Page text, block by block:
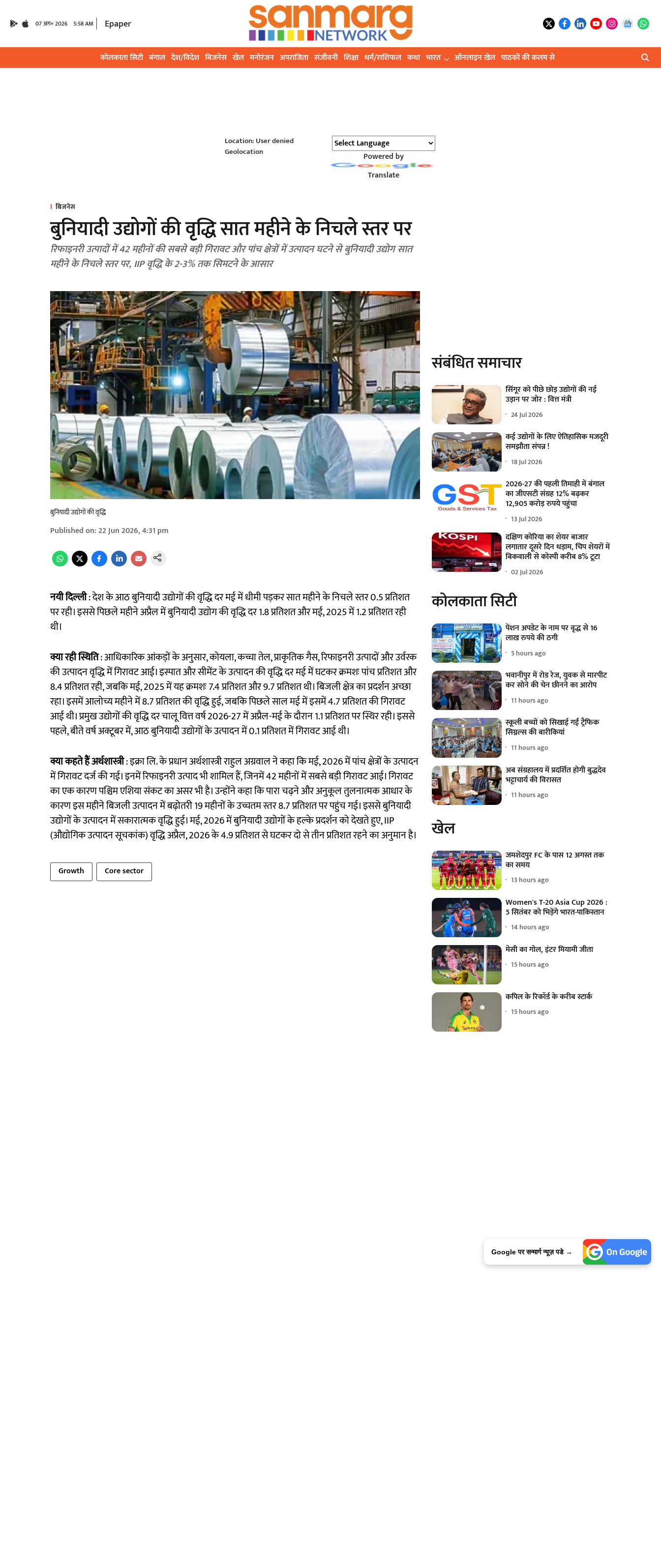
07 अग॰ 2026 5:58 AM Epaper
कोलकाता सिटी बंगाल देश/विदेश बिजनेस खेल मनोरंजन अपराजिता संजीवनी शिक्षा धर्म/राशिफल कथा भारत ऑनलाइन खेल पाठकों की कलम से
Location: User denied
Geolocation
Powered by
Translate
बिजनेस
बुनियादी उद्योगों की वृद्धि सात महीने के निचले स्तर पर
रिफाइनरी उत्पादों में 42 महीनों की सबसे बड़ी गिरावट और पांच क्षेत्रों में उत्पादन घटने से बुनियादी उद्योग सात
महीने के निचले स्तर पर, IIP वृद्धि के 2-3% तक सिमटने के आसार
बुनियादी उद्योगों की वृद्धि
Published on:22 Jun 2026, 4:31 pm
नयी दिल्ली: देश के आठ बुनियादी उद्योगों की वृद्धि दर मई में धीमी पड़कर सात महीने के निचले स्तर 0.5 प्रतिशत
पर रही। इससे पिछले महीने अप्रैल में बुनियादी उद्योग की वृद्धि दर 1.8 प्रतिशत और मई, 2025 में 1.2 प्रतिशत रही
थी।
क्या रही स्थिति: आधिकारिक आंकड़ों के अनुसार, कोयला, कच्चा तेल, प्राकृतिक गैस, रिफाइनरी उत्पादों और उर्वरक
की उत्पादन वृद्धि में गिरावट आई। इस्पात और सीमेंट के उत्पादन की वृद्धि दर मई में घटकर क्रमशः पांच प्रतिशत और
8.4 प्रतिशत रही, जबकि मई, 2025 में यह क्रमशः 7.4 प्रतिशत और 9.7 प्रतिशत थी। बिजली क्षेत्र का प्रदर्शन अच्छा
रहा। इसमें आलोच्य महीने में 8.7 प्रतिशत की वृद्धि हुई, जबकि पिछले साल मई में इसमें 4.7 प्रतिशत की गिरावट
आई थी। प्रमुख उद्योगों की वृद्धि दर चालू वित्त वर्ष 2026-27 में अप्रैल-मई के दौरान 1.1 प्रतिशत पर स्थिर रही। इससे
पहले, बीते वर्ष अक्टूबर में, आठ बुनियादी उद्योगों के उत्पादन में 0.1 प्रतिशत में गिरावट आई थी।
क्या कहते हैं अर्थशास्त्री: इक्रा लि. के प्रधान अर्थशास्त्री राहुल अग्रवाल ने कहा कि मई, 2026 में पांच क्षेत्रों के उत्पादन
में गिरावट दर्ज की गई। इनमें रिफाइनरी उत्पाद भी शामिल हैं, जिनमें 42 महीनों में सबसे बड़ी गिरावट आई। गिरावट
का एक कारण पश्चिम एशिया संकट का असर भी है। उन्होंने कहा कि पारा चढ़ने और अनुकूल तुलनात्मक आधार के
कारण इस महीने बिजली उत्पादन में बढ़ोतरी 19 महीनों के उच्चतम स्तर 8.7 प्रतिशत पर पहुंच गई। इससे बुनियादी
उद्योगों के उत्पादन में सकारात्मक वृद्धि हुई। मई, 2026 में बुनियादी उद्योगों के हल्के प्रदर्शन को देखते हुए, IIP
(औद्योगिक उत्पादन सूचकांक) वृद्धि अप्रैल, 2026 के 4.9 प्रतिशत से घटकर दो से तीन प्रतिशत रहने का अनुमान है।
Growth Core sector
संबंधित समाचार
सिंगूर को पीछे छोड़ उद्योगों की नई
उड़ान पर जोर : वित्त मंत्री
24 Jul 2026
कई उद्योगों के लिए ऐतिहासिक मजदूरी
समझौता संपन्न !
18 Jul 2026
2026-27 की पहली तिमाही में बंगाल
का जीएसटी संग्रह 12% बढ़कर
12,905 करोड़ रुपये पहुंचा
13 Jul 2026
दक्षिण कोरिया का शेयर बाजार
लगातार दूसरे दिन धड़ाम, चिप शेयरों में
बिकवाली से कोस्पी करीब 8% टूटा
02 Jul 2026
कोलकाता सिटी
पेंशन अपडेट के नाम पर वृद्ध से 16
लाख रुपये की ठगी
5 hours ago
भवानीपुर में रोड रेज, युवक से मारपीट
कर सोने की चेन छीनने का आरोप
11 hours ago
स्कूली बच्चों को सिखाई गईं ट्रैफिक
सिग्नल्स की बारीकियां
11 hours ago
अब संग्रहालय में प्रदर्शित होगी बुद्धदेव
भट्टाचार्य की विरासत
11 hours ago
खेल
जमशेदपुर FC के पास 12 अगस्त तक
का समय
13 hours ago
Women's T-20 Asia Cup 2026 :
5 सितंबर को भिड़ेंगे भारत-पाकिस्तान
14 hours ago
मेसी का गोल, इंटर मियामी जीता
15 hours ago
कपिल के रिकॉर्ड के करीब स्टार्क
15 hours ago
Google पर सन्मार्ग न्यूज़ पडे →